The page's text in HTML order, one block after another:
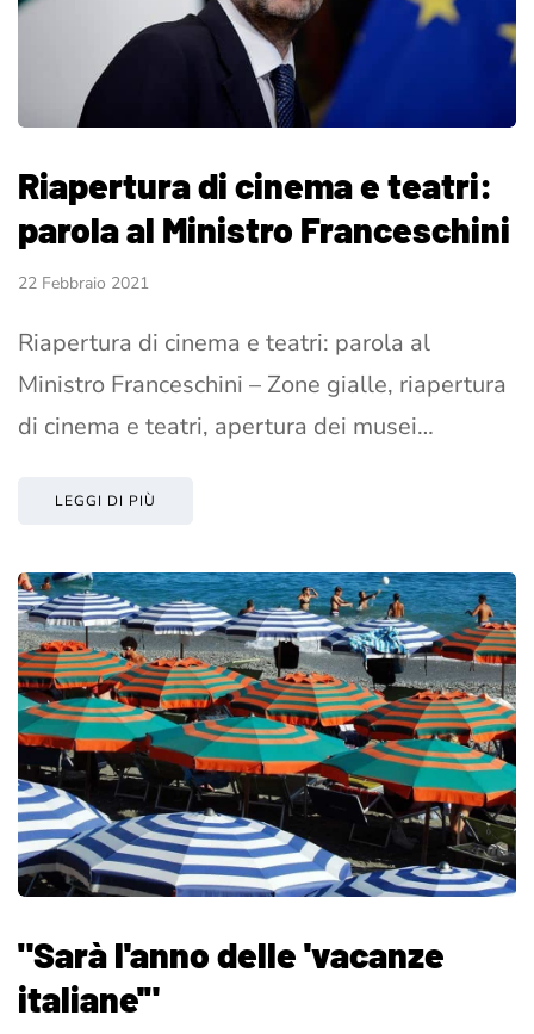
Riapertura di cinema e teatri:
parola al Ministro Franceschini
22 Febbraio 2021
Riapertura di cinema e teatri: parola al
Ministro Franceschini – Zone gialle, riapertura
di cinema e teatri, apertura dei musei…
LEGGI DI PIÙ
"Sarà l'anno delle 'vacanze
italiane'"